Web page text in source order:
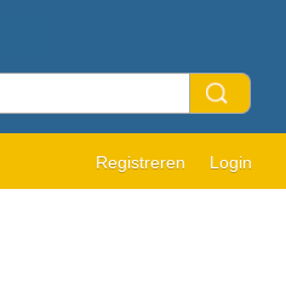
Registreren Login